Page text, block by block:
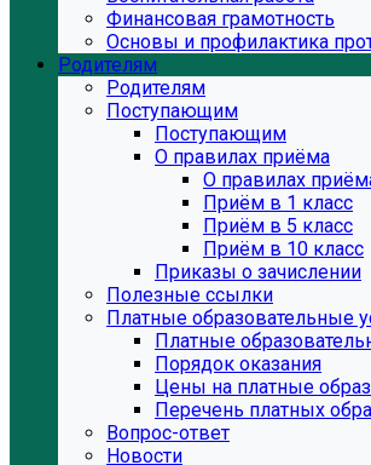
Финансовая грамотность
Основы и профилактика
Родителям
Родителям
Поступающим
Поступающим
О правилах приёма
О правилах
Приём в 1 класс
Приём в 5 класс
Приём в 10 класс
Приказы о зачислении
Полезные ссылки
Платные образовательные
Платные
Порядок оказания
Цены на платные
Перечень платных
Вопрос-ответ
Новости